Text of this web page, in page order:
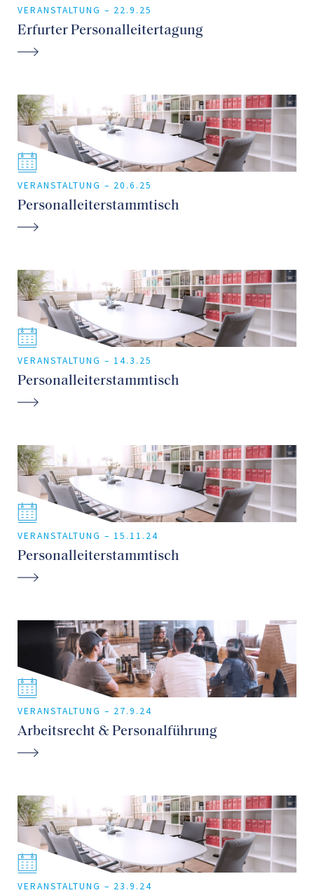
VERANSTALTUNG – 22.9.25
Erfurter Personalleitertagung
VERANSTALTUNG – 20.6.25
Personalleiterstammtisch
VERANSTALTUNG – 14.3.25
Personalleiterstammtisch
VERANSTALTUNG – 15.11.24
Personalleiterstammtisch
VERANSTALTUNG – 27.9.24
Arbeitsrecht & Personalführung
VERANSTALTUNG – 23.9.24